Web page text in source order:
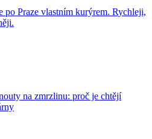
po Praze vlastním kurýrem. Rychleji,
na zmrzlinu: proč je chtějí